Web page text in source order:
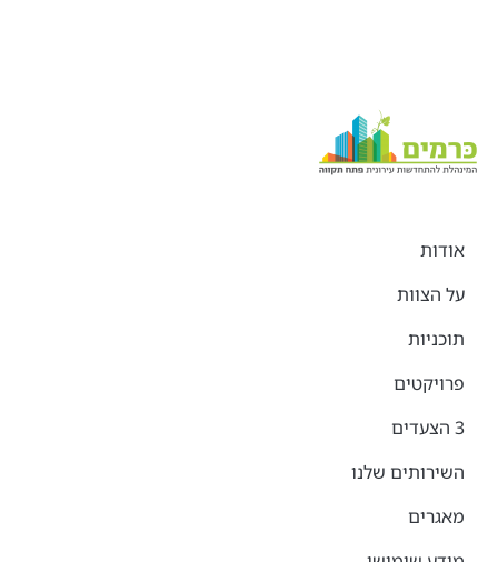
אודות
על הצוות
תוכניות
פרויקטים
3 הצעדים
השירותים שלנו
מאגרים